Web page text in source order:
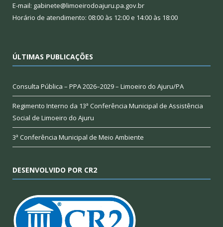
E-mail: gabinete@limoeirodoajuru.pa.gov.br
Horário de atendimento: 08:00 às 12:00 e 14:00 às 18:00
ÚLTIMAS PUBLICAÇÕES
Consulta Pública – PPA 2026–2029 – Limoeiro do Ajuru/PA
Regimento Interno da 13ª Conferência Municipal de Assistência
Social de Limoeiro do Ajuru
3ª Conferência Municipal de Meio Ambiente
DESENVOLVIDO POR CR2